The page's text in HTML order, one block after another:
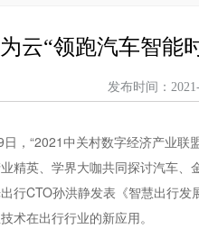
云“领跑汽车智能
发布时间：
日，“2021中关村数字经济产业联
精英、学界大咖共同探讨汽车、
行CTO孙洪静发表《智慧出行
术在出行行业的新应用。